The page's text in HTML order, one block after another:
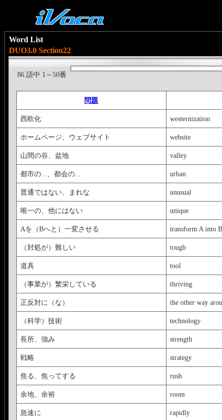
Word List
DUO3.0 Section22
86 語中 1～50番
問題
西欧化 westernization
ホームページ、ウェブサイト website
山間の谷、盆地 valley
都市の...、都会の... urban
普通ではない、まれな unusual
唯一の、他にはない unique
Aを（Bへと）一変させる transform A into B
（対処が）難しい tough
道具 tool
（事業が）繁栄している thriving
正反対に（な） the other way
（科学）技術 technology
長所、強み strength
戦略 strategy
焦る、焦ってする rush
余地、余裕 room
急速に rapidly